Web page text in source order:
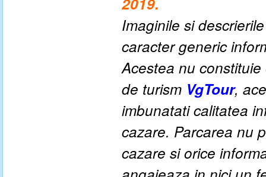
Imaginile si
caracter generic
Acestea nu
de turism VgTour,
imbunatati calitatea
cazare. Parcarea nu
cazare si orice